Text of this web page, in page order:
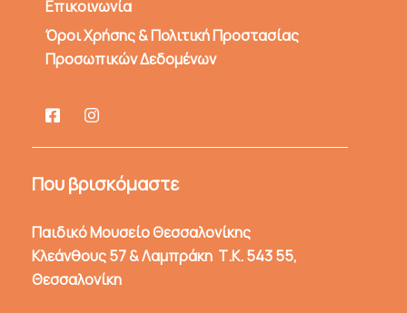
Επικοινωνία
Όροι Χρήσης & Πολιτική Προστασίας
Προσωπικών Δεδομένων
Που βρισκόμαστε
Παιδικό Μουσείο Θεσσαλονίκης
Κλεάνθους 57 & Λαμπράκη Τ.Κ. 543 55,
Θεσσαλονίκη